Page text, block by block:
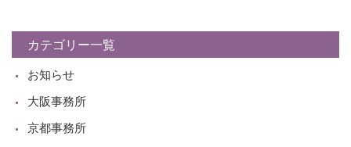
カテゴリー一覧
お知らせ
大阪事務所
京都事務所